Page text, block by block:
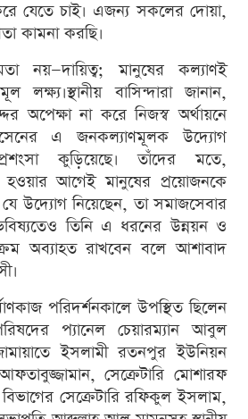
যেতে চাই। এজন্য সকলের দোয়া,
কামনা করছি।
নয়—দায়িত্ব; মানুষের কল্যাণই
বাসিন্দারা জানান,
অপেক্ষা না করে নিজস্ব অর্থায়নে
এ জনকল্যাণমূলক উদ্যোগ
কুড়িয়েছে। তাঁদের মতে,
হওয়ার আগেই মানুষের প্রয়োজনকে
যে উদ্যোগ নিয়েছেন, তা সমাজসেবার
তিনি এ ধরনের উন্নয়ন ও
অব্যাহত রাখবেন বলে আশাবাদ
পরিদর্শনকালে উপস্থিত ছিলেন
প্যানেল চেয়ারম্যান আবুল
ইসলামী রতনপুর ইউনিয়ন
সেক্রেটারি মোশারফ
সেক্রেটারি রফিকুল ইসলাম,